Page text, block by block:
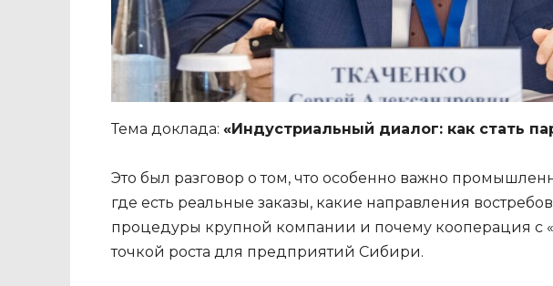
Тема доклада: «Индустриальный диалог: как стать
Это был разговор о том, что особенно важно
где есть реальные заказы, какие направления
процедуры крупной компании и почему кооперация с
точкой роста для предприятий Сибири.